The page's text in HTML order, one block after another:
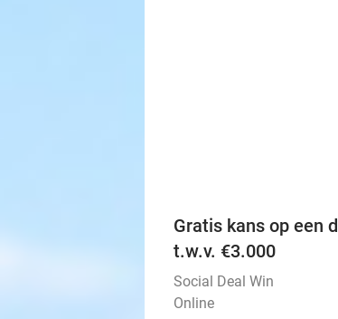
Gratis kans op een
t.w.v. €3.000
Social Deal Win
Online